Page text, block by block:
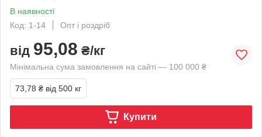
В наявності
Код: 1-14
Опт і роздріб
від 95,08 ₴/кг
Мінімальна сума замовлення на сайті — 100 000 ₴
73,78 ₴ від 500 кг
Купити